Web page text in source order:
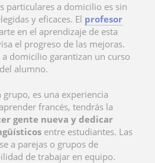
particulares a domicilio es sin
y eficaces. El profesor
en el aprendizaje de esta
el progreso de las mejoras.
a domicilio garantizan un curso
alumno.
grupo, es una experiencia
francés, tendrás la
gente nueva y dedicar
entre estudiantes. Las
a parejas o grupos de
de trabajar en equipo.